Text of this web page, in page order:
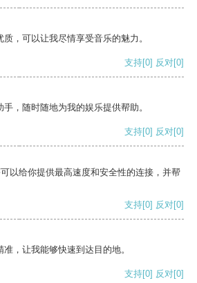
，可以让我尽情享受音乐的魅力。
支持[0] 反对[0]
，随时随地为我的娱乐提供帮助。
支持[0] 反对[0]
以给你提供最高速度和安全性的连接，并帮
支持[0] 反对[0]
，让我能够快速到达目的地。
支持[0] 反对[0]